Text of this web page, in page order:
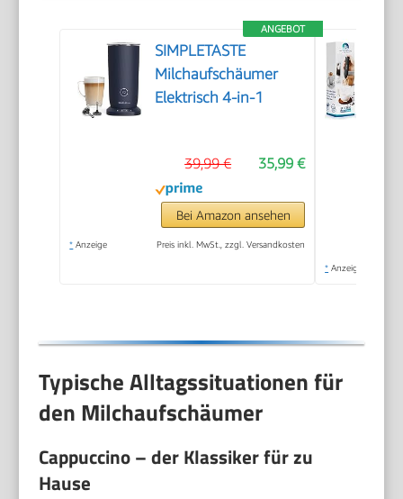
ANGEBOT
SIMPLETASTE
Milchaufschäumer
Elektrisch 4-in-1
35,99 €
39,99 €
Bei Amazon ansehen
* Anzeige Preis inkl. MwSt., zzgl. Versandkosten
* Anzeige
Typische Alltagssituationen für
den Milchaufschäumer
Cappuccino – der Klassiker für zu
Hause